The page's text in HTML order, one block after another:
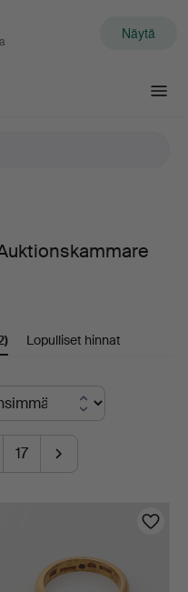
Näytä
Lopulliset hinnat
17